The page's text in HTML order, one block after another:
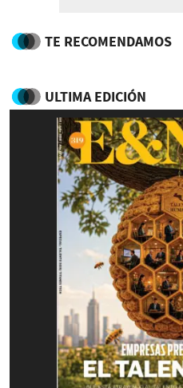
TE RECOMENDAMOS
ULTIMA EDICIÓN